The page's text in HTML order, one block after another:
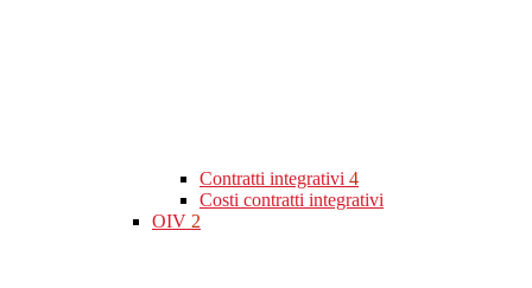
Contratti integrativi 4
Costi contratti integrativi
OIV 2